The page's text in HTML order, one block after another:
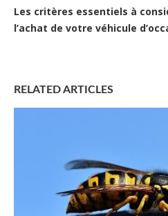
Les critères essentiels à
l’achat de votre véhicule
RELATED ARTICLES